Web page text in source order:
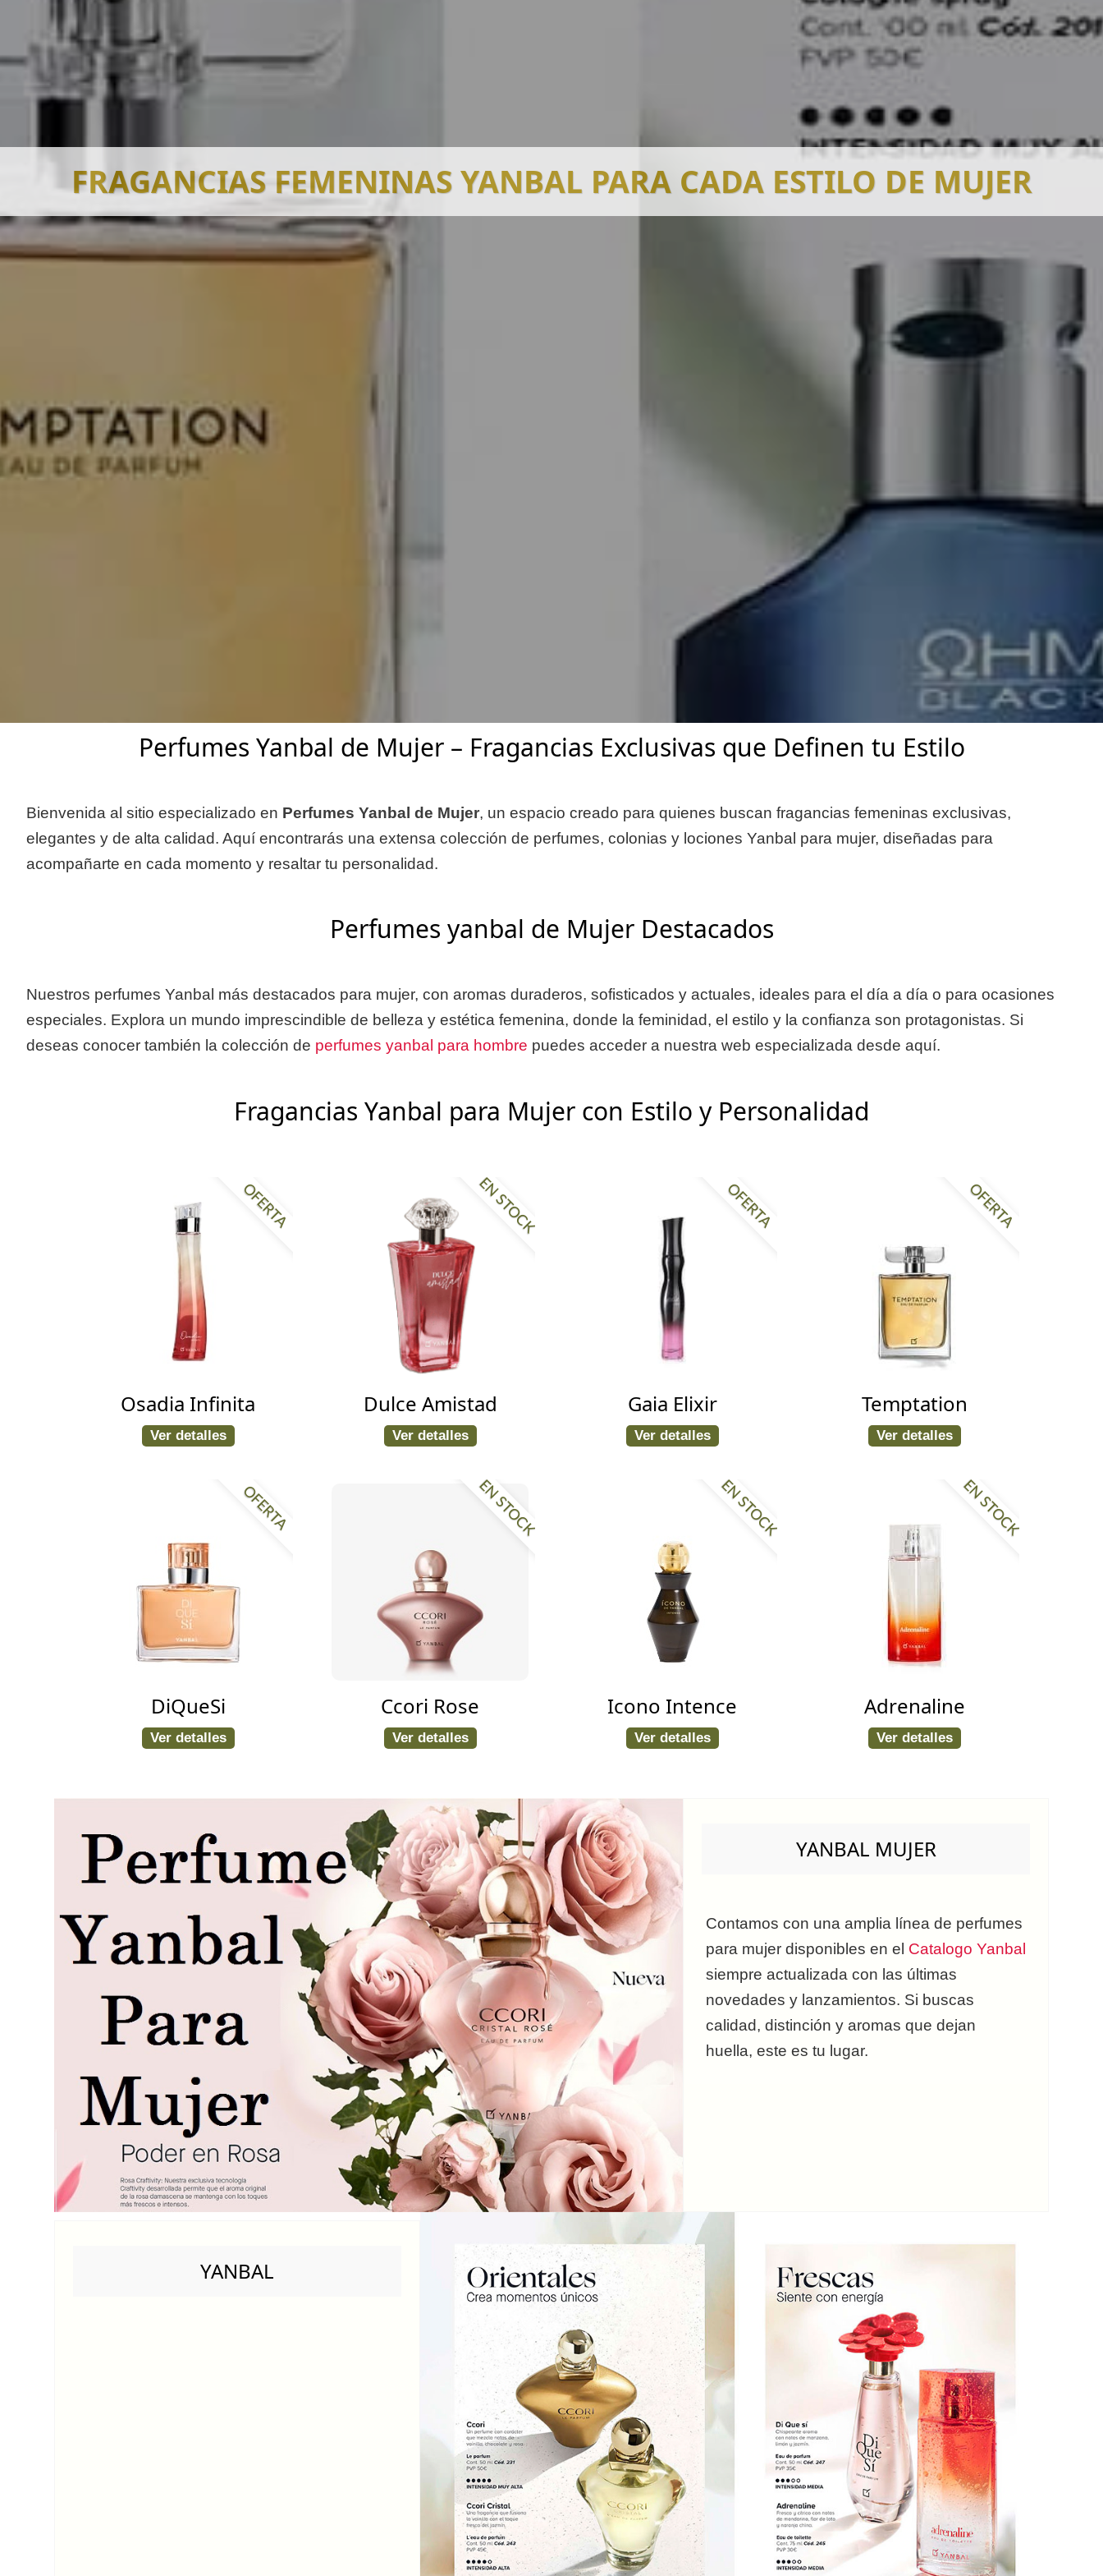
FRAGANCIAS FEMENINAS YANBAL PARA CADA ESTILO DE MUJER
Perfumes Yanbal de Mujer – Fragancias Exclusivas que Definen tu Estilo
Bienvenida al sitio especializado en Perfumes Yanbal de Mujer, un espacio creado para quienes buscan fragancias femeninas exclusivas,
elegantes y de alta calidad. Aquí encontrarás una extensa colección de perfumes, colonias y lociones Yanbal para mujer, diseñadas para
acompañarte en cada momento y resaltar tu personalidad.
Perfumes yanbal de Mujer Destacados
Nuestros perfumes Yanbal más destacados para mujer, con aromas duraderos, sofisticados y actuales, ideales para el día a día o para ocasiones
especiales. Explora un mundo imprescindible de belleza y estética femenina, donde la feminidad, el estilo y la confianza son protagonistas. Si
deseas conocer también la colección de perfumes yanbal para hombre puedes acceder a nuestra web especializada desde aquí.
Fragancias Yanbal para Mujer con Estilo y Personalidad
OFERTA
Osadia Infinita
Ver detalles
EN STOCK
Dulce Amistad
Ver detalles
OFERTA
Gaia Elixir
Ver detalles
OFERTA
Temptation
Ver detalles
OFERTA
DiQueSi
Ver detalles
EN STOCK
Ccori Rose
Ver detalles
EN STOCK
Icono Intence
Ver detalles
EN STOCK
Adrenaline
Ver detalles
YANBAL MUJER
Contamos con una amplia línea de perfumes
para mujer disponibles en el Catalogo Yanbal
siempre actualizada con las últimas
novedades y lanzamientos. Si buscas
calidad, distinción y aromas que dejan
huella, este es tu lugar.
YANBAL
Yanbal Ceuta
Yanbal Ibiza